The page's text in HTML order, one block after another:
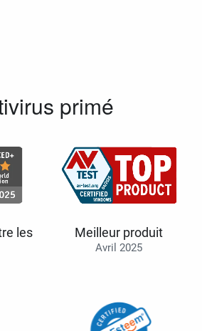
primé
les
Meilleur produit
Avril 2025